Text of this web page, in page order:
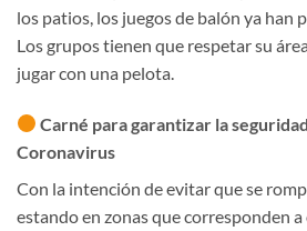
los patios, los juegos de balón ya han
Los grupos tienen que respetar su
jugar con una pelota.
Carné para garantizar la
Coronavirus
Con la intención de evitar que se
estando en zonas que corresponden